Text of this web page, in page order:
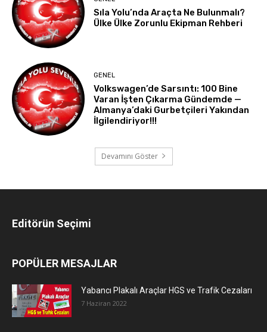
Sıla Yolu’nda Araçta Ne Bulunmalı?
Ülke Ülke Zorunlu Ekipman Rehberi
GENEL
Volkswagen’de Sarsıntı: 100 Bine
Varan İşten Çıkarma Gündemde —
Almanya’daki Gurbetçileri Yakından
İlgilendiriyor!!!
Devamını Göster
Editörün Seçimi
POPÜLER MESAJLAR
Yabancı Plakalı Araçlar HGS ve Trafik Cezaları
7 Haziran 2022